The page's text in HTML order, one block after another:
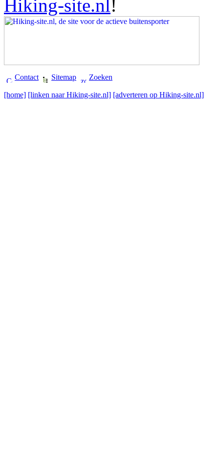
Hiking-site.nl!
Contact Sitemap Zoeken
[home] [linken naar Hiking-site.nl] [adverteren op Hiking-site.nl]